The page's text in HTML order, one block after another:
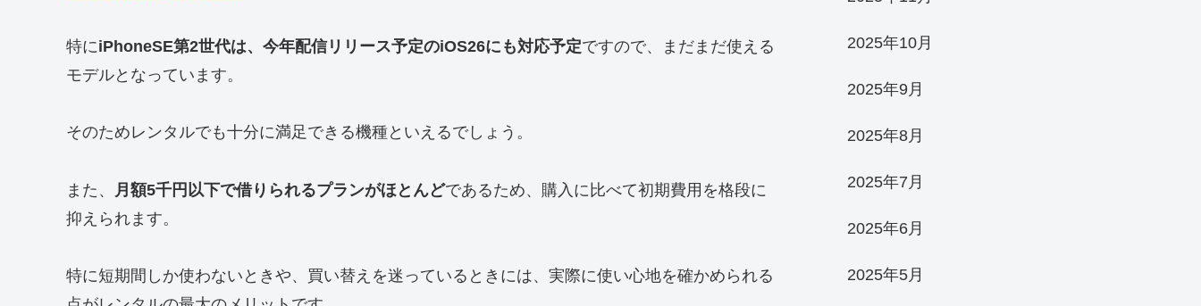
特にiPhoneSE第2世代は、今年配信リリース予定のiOS26にも対応予定ですので、まだまだ使える
モデルとなっています。
そのためレンタルでも十分に満足できる機種といえるでしょう。
また、 月額5千円以下で借りられるプランがほとんどであるため、購入に比べて初期費用を格段に
抑えられます。
特に短期間しか使わないときや、買い替えを迷っているときには、実際に使い心地を確かめられる
2025年10月
2025年9月
2025年8月
2025年7月
2025年6月
2025年5月